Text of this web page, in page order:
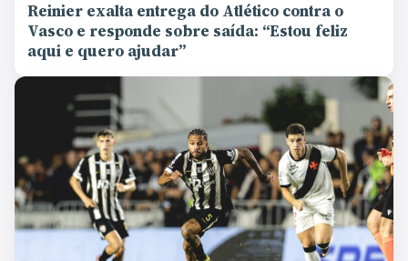
Reinier exalta entrega do Atlético contra o
Vasco e responde sobre saída: “Estou feliz
aqui e quero ajudar”